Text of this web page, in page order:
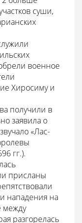
суши,
военное
Хиросиму и
получили в
заявила о
«Лас-
гг.).
присланы
нападения на
между
разгорелась